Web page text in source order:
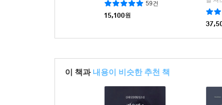
59건
15,100원
이 책과 내용이 비슷한 추천 책